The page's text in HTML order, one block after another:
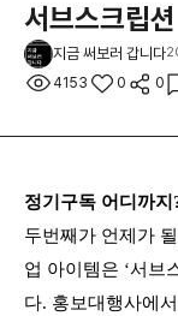
서브스크립
지금 써보러 갑니다
4153 0 0
정기구독 어디까지
두번째가 언제가
업 아이템은 ‘서브
다. 홍보대행사에